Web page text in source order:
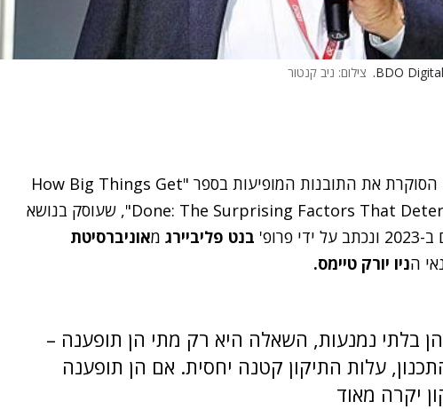
צילום: ניב קנטור
זהו חלקה השני של סדרת המאמרים הסוקרת את התובנות המופיעות בספר "How Big Things Get
Done: The Surprising Factors That Determine the Fate of Every Project", שעוסק בנושא
בנט פליביירג מאוניברסיטת
הניו יורק טיימס.
הן בלתי נמנעות, השאלה היא רק מתי הן תופענה –
עלות התיקון קטנה יחסית. אם הן תופענה
יקרה מאוד